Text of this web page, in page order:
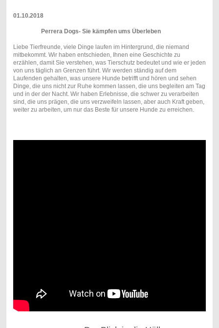
01.10.2018
Perrera Dogs- Sie kämpfen ums Überleben
Liebe Tierfreunde, viele Dinge laufen im Hintergrund, die niemand
mitbekommt. Wir haben entschieden, Ihnen eine Geschichte zu
erzählen, damit Sie verstehen, was Tierschutz bedeutet und wie er jeden
von uns täglich an Grenzen führt. Wir werden ständig auf dem
Laufenden gehalten, was unsere Hunde betrifft und hören und sehen
Dinge, die uns nicht zur Ruhe kommen lassen, die uns begleiten am Tag
und in der der Nacht. Wir haben Erlebnisse, die schwer zu verarbeiten
sind, die uns prägen, die uns verzweifeln lassen, aber auch Kraft geben,
weiter zu arbeiten, um nur das Beste für unsere Hunde zu erreichen.